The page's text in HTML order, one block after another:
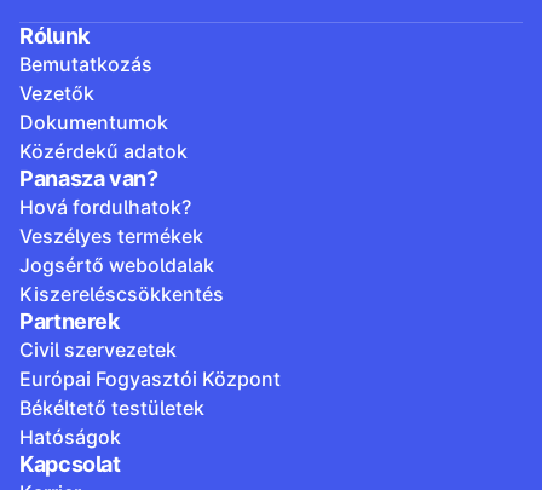
Rólunk
Bemutatkozás
Vezetők
Dokumentumok
Közérdekű adatok
Panasza van?
Hová fordulhatok?
Veszélyes termékek
Jogsértő weboldalak
Kiszereléscsökkentés
Partnerek
Civil szervezetek
Európai Fogyasztói Központ
Békéltető testületek
Hatóságok
Kapcsolat